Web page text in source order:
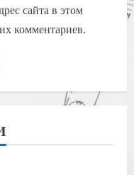
сайта в этом
комментариев.